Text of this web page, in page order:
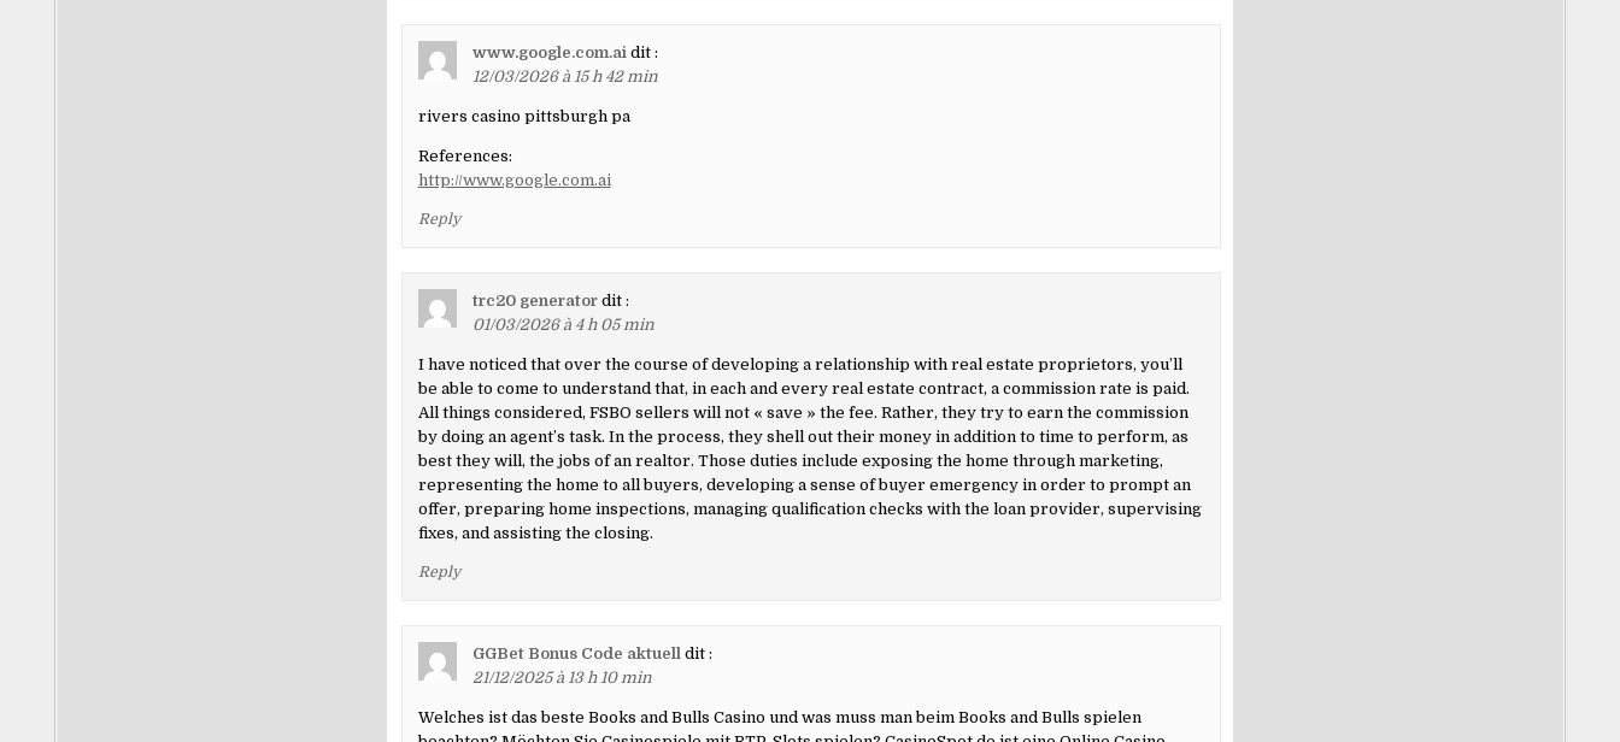
www.google.com.ai dit :
12/03/2026 à 15 h 42 min
rivers casino pittsburgh pa
References:
http://www.google.com.ai
Reply
trc20 generator dit :
01/03/2026 à 4 h 05 min
I have noticed that over the course of developing a relationship with real estate proprietors, you’ll
be able to come to understand that, in each and every real estate contract, a commission rate is paid.
All things considered, FSBO sellers will not « save » the fee. Rather, they try to earn the commission
by doing an agent’s task. In the process, they shell out their money in addition to time to perform, as
best they will, the jobs of an realtor. Those duties include exposing the home through marketing,
representing the home to all buyers, developing a sense of buyer emergency in order to prompt an
offer, preparing home inspections, managing qualification checks with the loan provider, supervising
fixes, and assisting the closing.
Reply
GGBet Bonus Code aktuell dit :
21/12/2025 à 13 h 10 min
Welches ist das beste Books and Bulls Casino und was muss man beim Books and Bulls spielen